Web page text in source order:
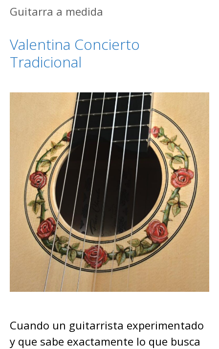
Guitarra a medida
Valentina Concierto
Tradicional
Cuando un guitarrista experimentado
y que sabe exactamente lo que busca